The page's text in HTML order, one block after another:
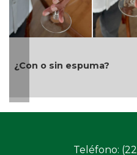
Ayuntamiento e
laboral en beneficio de
Teléfono: